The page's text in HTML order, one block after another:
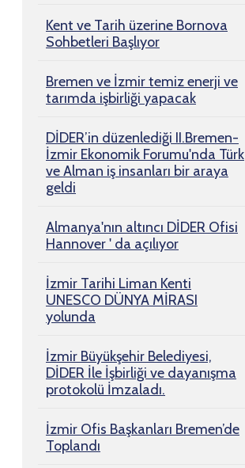
Kent ve Tarih üzerine Bornova
Sohbetleri Başlıyor
Bremen ve İzmir temiz enerji ve
tarımda işbirliği yapacak
DİDER’in düzenlediği II.Bremen-
İzmir Ekonomik Forumu'nda Türk
ve Alman iş insanları bir araya
geldi
Almanya'nın altıncı DİDER Ofisi
Hannover ' da açılıyor
İzmir Tarihi Liman Kenti
UNESCO DÜNYA MİRASI
yolunda
İzmir Büyükşehir Belediyesi,
DİDER İle İşbirliği ve dayanışma
protokolü İmzaladı.
İzmir Ofis Başkanları Bremen’de
Toplandı